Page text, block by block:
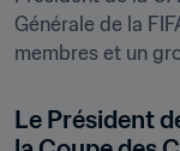
Générale de la
Le Président